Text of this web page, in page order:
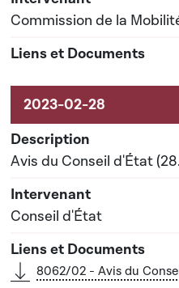
Commission de la
Avis du Conseil d'État
Conseil d'État
8062/02 - Avis du